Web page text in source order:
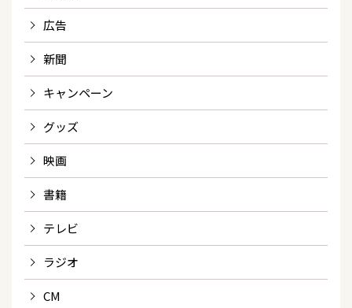
広告
新聞
キャンペーン
グッズ
映画
書籍
テレビ
ラジオ
CM